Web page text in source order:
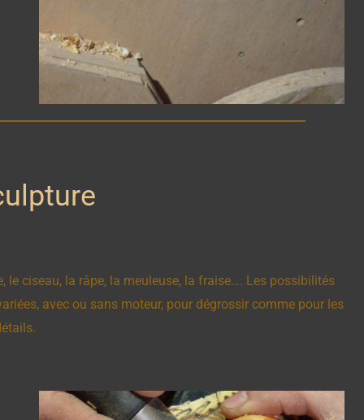
le ciseau, la râpe, la meuleuse, la fraise…. Les possibilités
avec ou sans moteur, pour dégrossir comme pour les